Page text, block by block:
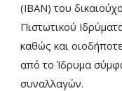
(ΙΒΑΝ) του
Πιστωτικού
καθώς και
από το Ίδρυμα
συναλλαγών.